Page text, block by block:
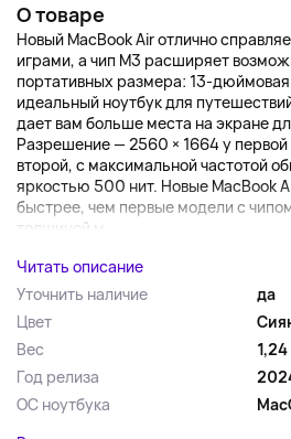
О товаре
Новый MacBook Air отлично
играми, а чип M3 расширяет
портативных размера: 13-
идеальный ноутбук для
дает вам больше места на экране
Разрешение — 2560 × 1664 у
второй, с максимальной частотой
яркостью 500 нит. Новые MacBook
быстрее, чем первые модели с
толщиной м...
Читать описание
Уточнить наличие
да
Цвет
Вес
1,24
Год релиза
ОС ноутбука